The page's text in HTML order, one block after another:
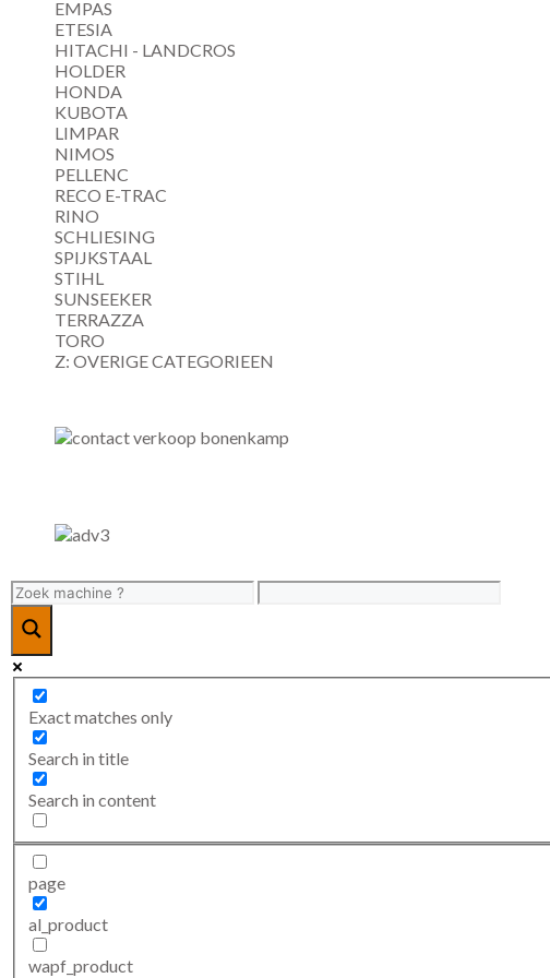
EMPAS
ETESIA
HITACHI - LANDCROS
HOLDER
HONDA
KUBOTA
LIMPAR
NIMOS
PELLENC
RECO E-TRAC
RINO
SCHLIESING
SPIJKSTAAL
STIHL
SUNSEEKER
TERRAZZA
TORO
Z: OVERIGE CATEGORIEEN
Exact matches only
Search in title
Search in content
page
al_product
wapf_product